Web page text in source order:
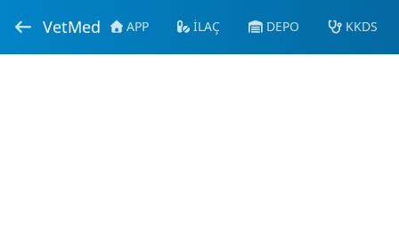
VetMed APP İLAÇ DEPO KKDS